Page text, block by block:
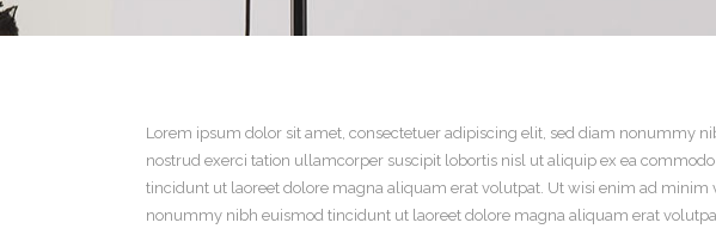
Lorem ipsum dolor sit amet, consectetuer adipiscing elit, sed diam nonummy
nostrud exerci tation ullamcorper suscipit lobortis nisl ut aliquip ex ea
tincidunt ut laoreet dolore magna aliquam erat volutpat. Ut wisi enim ad
nonummy nibh euismod tincidunt ut laoreet dolore magna aliquam erat